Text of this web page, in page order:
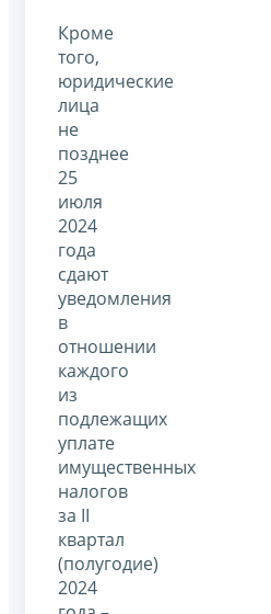
Кроме
того,
юридические
лица
не
позднее
25
июля
2024
года
сдают
уведомления
в
отношении
каждого
из
подлежащих
уплате
имущественных
налогов
за II
квартал
(полугодие)
2024